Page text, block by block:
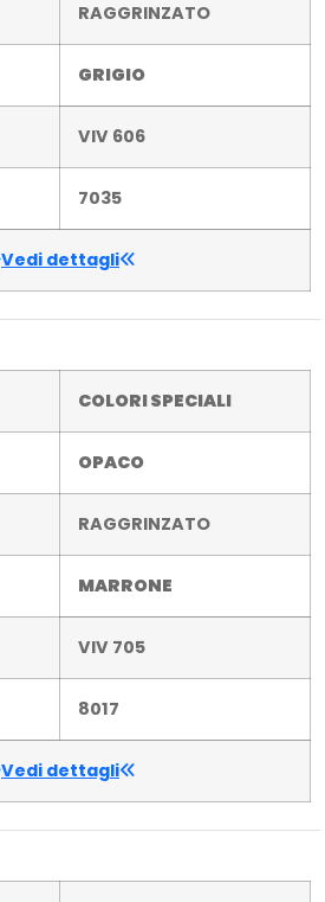
RAGGRINZATO
GRIGIO
VIV 606
7035
Vedi dettagli
COLORI SPECIALI
OPACO
RAGGRINZATO
MARRONE
VIV 705
8017
Vedi dettagli